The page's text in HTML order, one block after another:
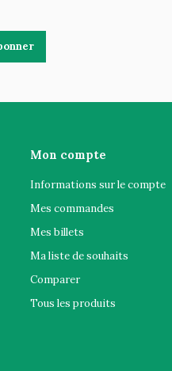
Mon compte
Informations sur le compte
Mes commandes
Mes billets
Ma liste de souhaits
Comparer
Tous les produits